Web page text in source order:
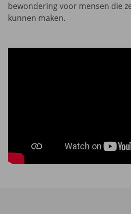
bewondering voor mensen die
kunnen maken.